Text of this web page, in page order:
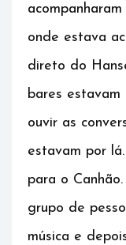
onde estava
direto do
bares
ouvir as
estavam por
para o
grupo de
música e